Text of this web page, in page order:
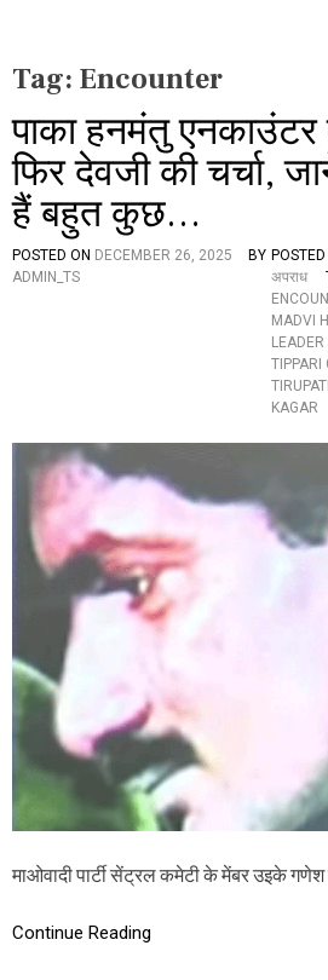
Tag: Encounter
पाका हनमंतु
फिर देवजी की चर्चा,
हैं बहुत कुछ…
POSTED ON DECEMBER 26, 2025
BY
ADMIN_TS
POSTED
अपराध
MADVI
TIPPARI
KAGAR
माओवादी पार्टी सेंट्रल कमेटी के मेंबर उइके
Continue Reading